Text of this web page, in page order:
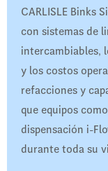
CARLISLE Binks
con sistemas de
intercambiables,
y los costos
refacciones y
que equipos
dispensación i-
durante toda su